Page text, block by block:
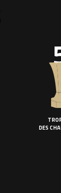
DES